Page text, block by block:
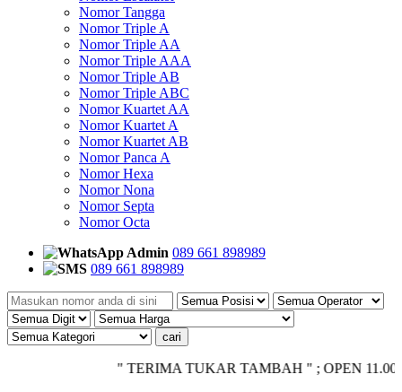
Nomor Tangga
Nomor Triple A
Nomor Triple AA
Nomor Triple AAA
Nomor Triple AB
Nomor Triple ABC
Nomor Kuartet AA
Nomor Kuartet A
Nomor Kuartet AB
Nomor Panca A
Nomor Hexa
Nomor Nona
Nomor Septa
Nomor Octa
Admin 089 661 898989
089 661 898989
" TERIMA TUKAR TAMBAH " ; OPEN 11.00 -